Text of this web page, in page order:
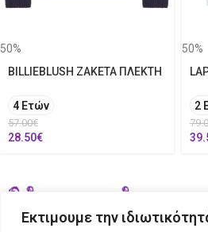
Εκτιμουμε την
50%
BILLIEBLUSH ΖΑΚΕΤΑ ΠΛΕΚΤΗ
4 Ετών
57.00€
28.50€
50%
2